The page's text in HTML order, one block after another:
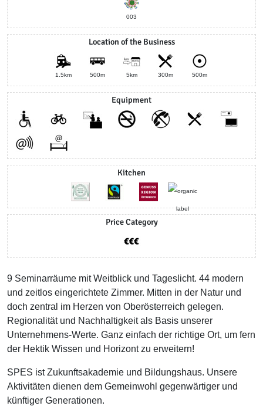
003
Location of the Business
1.5km 500m 5km 300m 500m
Equipment
Kitchen
Price Category
9 Seminarräume mit Weitblick und Tageslicht. 44 modern
und zeitlos eingerichtete Zimmer. Mitten in der Natur und
doch zentral im Herzen von Oberösterreich gelegen.
Regionalität und Nachhaltigkeit als Basis unserer
Unternehmens-Werte. Ganz einfach der richtige Ort, um fern
der Hektik Wissen und Horizont zu erweitern!
SPES ist Zukunftsakademie und Bildungshaus. Unsere
Aktivitäten dienen dem Gemeinwohl gegenwärtiger und
künftiger Generationen.